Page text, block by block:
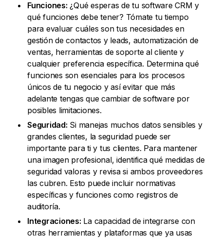
Funciones: ¿Qué esperas de tu software CRM y
qué funciones debe tener? Tómate tu tiempo
para evaluar cuáles son tus necesidades en
gestión de contactos y leads, automatización de
ventas, herramientas de soporte al cliente y
cualquier preferencia específica. Determina qué
funciones son esenciales para los procesos
únicos de tu negocio y así evitar que más
adelante tengas que cambiar de software por
posibles limitaciones.
Seguridad: Si manejas muchos datos sensibles y
grandes clientes, la seguridad puede ser
importante para ti y tus clientes. Para mantener
una imagen profesional, identifica qué medidas de
seguridad valoras y revisa si ambos proveedores
las cubren. Esto puede incluir normativas
específicas y funciones como registros de
auditoría.
Integraciones: La capacidad de integrarse con
otras herramientas y plataformas que ya usas